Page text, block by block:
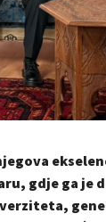
gdje ga je